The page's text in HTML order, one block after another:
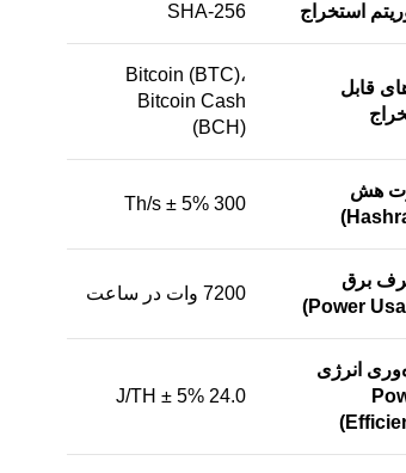
استخراج SHA-256
قابل
Bitcoin (BTC)،
Bitcoin Cash
(BCH)
هش
300 Th/s ± 5%
برق
7200 وات در ساعت
انرژی
24.0 J/TH ± 5%